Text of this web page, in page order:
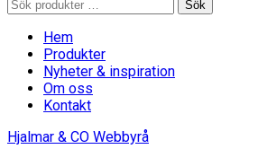
efter:
Sök
Hem
Produkter
Nyheter & inspiration
Om oss
Kontakt
Hjalmar & CO Webbyrå